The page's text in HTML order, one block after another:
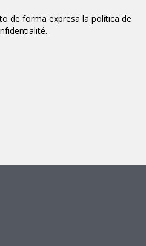
de forma expresa la política de